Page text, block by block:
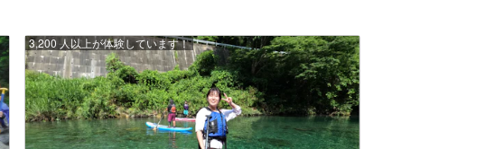
3,200 人以上が体験しています！